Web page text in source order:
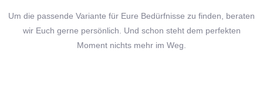
Um die passende Variante für Eure Bedürfnisse zu finden, beraten
wir Euch gerne persönlich. Und schon steht dem perfekten
Moment nichts mehr im Weg.